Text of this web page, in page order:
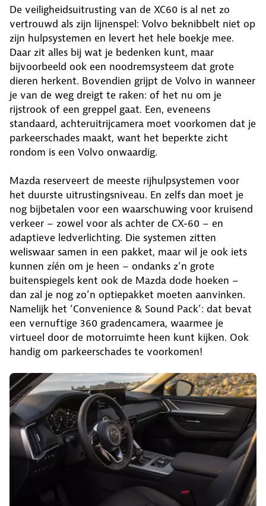
De veiligheidsuitrusting van de XC60 is al net zo
vertrouwd als zijn lijnenspel: Volvo beknibbelt niet op
zijn hulpsystemen en levert het hele boekje mee.
Daar zit alles bij wat je bedenken kunt, maar
bijvoorbeeld ook een noodremsysteem dat grote
dieren herkent. Bovendien grijpt de Volvo in wanneer
je van de weg dreigt te raken: of het nu om je
rijstrook of een greppel gaat. Een, eveneens
standaard, achteruitrijcamera moet voorkomen dat je
parkeerschades maakt, want het beperkte zicht
rondom is een Volvo onwaardig.
Mazda reserveert de meeste rijhulpsystemen voor
het duurste uitrustingsniveau. En zelfs dan moet je
nog bijbetalen voor een waarschuwing voor kruisend
verkeer – zowel voor als achter de CX-60 – en
adaptieve ledverlichting. Die systemen zitten
weliswaar samen in een pakket, maar wil je ook iets
kunnen zíén om je heen – ondanks z’n grote
buitenspiegels kent ook de Mazda dode hoeken –
dan zal je nog zo’n optiepakket moeten aanvinken.
Namelijk het ‘Convenience & Sound Pack’: dat bevat
een vernuftige 360 gradencamera, waarmee je
virtueel door de motorruimte heen kunt kijken. Ook
handig om parkeerschades te voorkomen!